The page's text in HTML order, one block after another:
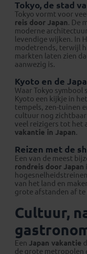
Tokyo, de stad
Tokyo vormt voor
reis door Japan. De
moderne
levendige wijken. In
modetrends, terwijl
markten laten zien
aanwezig is.
Kyoto en de
Waar Tokyo
Kyoto een kijkje in
tempels, zen-tuinen
cultuur nog
veel reizigers tot het
vakantie in Japan.
Reizen met de
Een van de meest
rondreis door Japan
van het land en
grote afstanden af te
Cultuur,
Een Japan vakantie
de grote metropolen